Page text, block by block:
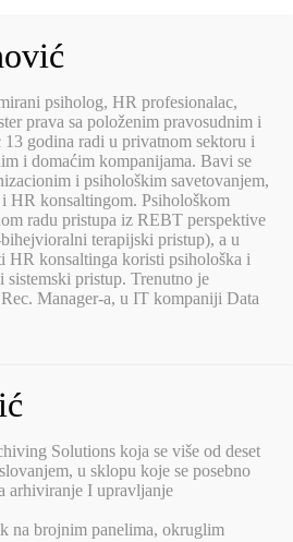
psiholog, HR profesionalac,
prava sa položenim pravosudnim i
godina radi u privatnom sektoru i
i domaćim kompanijama. Bavi se
i psihološkim savetovanjem,
HR konsaltingom. Psihološkom
radu pristupa iz REBT perspektive
terapijski pristup), a u
HR konsaltinga koristi psihološka i
sistemski pristup. Trenutno je
Manager-a, u IT kompaniji Data
Solutions koja se više od deset
u sklopu koje se posebno
arhiviranje I upravljanje
na brojnim panelima, okruglim